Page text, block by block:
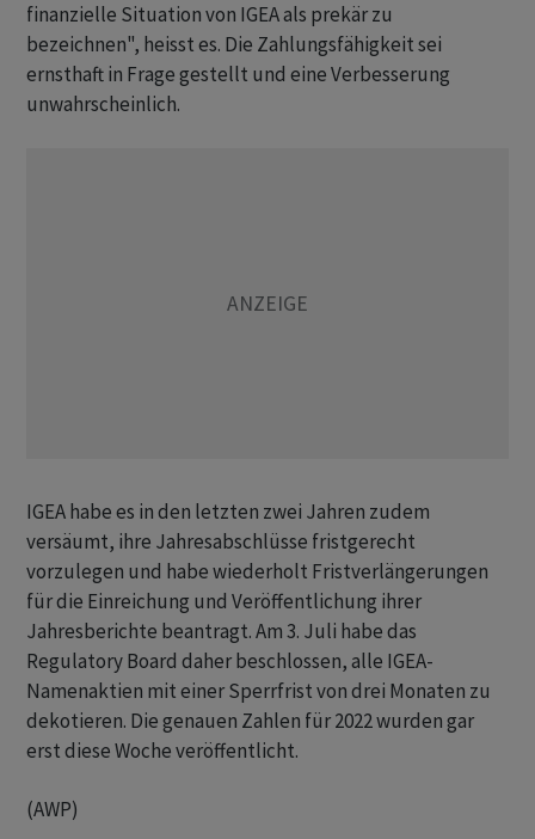
finanzielle Situation von IGEA als prekär zu
bezeichnen", heisst es. Die Zahlungsfähigkeit sei
ernsthaft in Frage gestellt und eine Verbesserung
unwahrscheinlich.
IGEA habe es in den letzten zwei Jahren zudem
versäumt, ihre Jahresabschlüsse fristgerecht
vorzulegen und habe wiederholt Fristverlängerungen
für die Einreichung und Veröffentlichung ihrer
Jahresberichte beantragt. Am 3. Juli habe das
Regulatory Board daher beschlossen, alle IGEA-
Namenaktien mit einer Sperrfrist von drei Monaten zu
dekotieren. Die genauen Zahlen für 2022 wurden gar
erst diese Woche veröffentlicht.
(AWP)